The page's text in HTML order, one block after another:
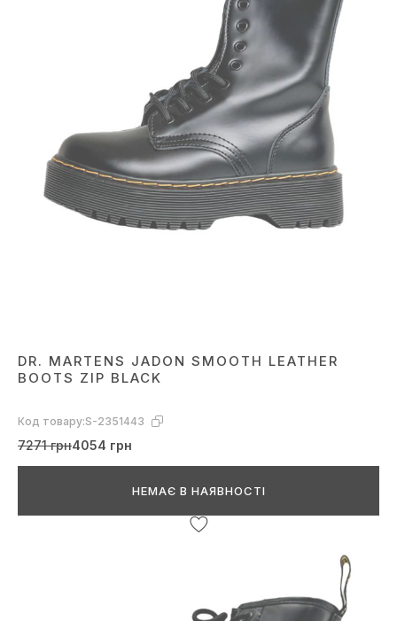
DR. MARTENS JADON SMOOTH LEATHER
BOOTS ZIP BLACK
Код товару:S-2351443
7271 грн4054 грн
НЕМАЄ В НАЯВНОСТІ